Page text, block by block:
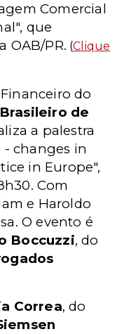
Comercial
que
OAB/PR. (Clique
do
de
a palestra
- changes in
in Europe",
Com
e Haroldo
O evento é
Boccuzzi, do
Correa, do